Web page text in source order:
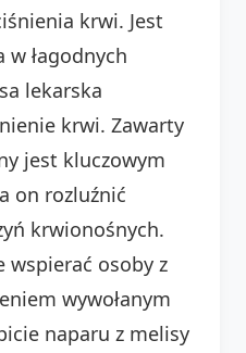
krwi. Jest
w łagodnych
lekarska
krwi. Zawarty
jest kluczowym
on rozluźnić
krwionośnych.
wspierać osoby z
wywołanym
naparu z melisy